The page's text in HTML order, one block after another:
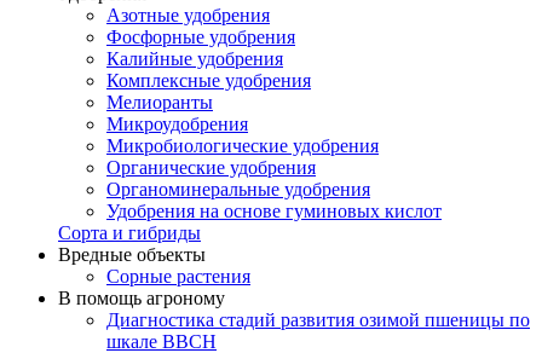
Азотные удобрения
Фосфорные удобрения
Калийные удобрения
Комплексные удобрения
Мелиоранты
Микроудобрения
Микробиологические удобрения
Органические удобрения
Органоминеральные удобрения
Удобрения на основе гуминовых кислот
Сорта и гибриды
Вредные объекты
Сорные растения
В помощь агроному
Диагностика стадий развития озимой пшеницы по
шкале ВВСН